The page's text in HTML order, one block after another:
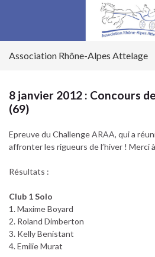
Association Rhône-Alpes Attelage
8 janvier 2012 : Concours
(69)
Epreuve du Challenge ARAA, qui a
affronter les rigueurs de l’hiver ! Merci
Résultats :
Club 1 Solo
1. Maxime Boyard
2. Roland Dimberton
3. Kelly Benistant
4. Emilie Murat